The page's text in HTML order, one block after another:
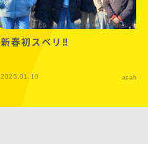
新春初スベリ‼
2025.01.10 asahi横